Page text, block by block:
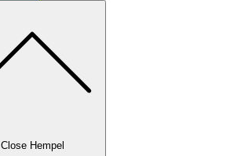
Close Hempel